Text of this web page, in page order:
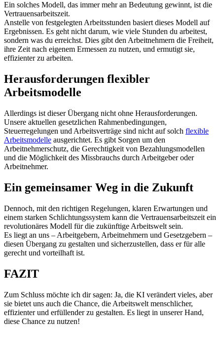
Ein solches Modell, das immer mehr an Bedeutung gewinnt, ist die
Vertrauensarbeitszeit.
Anstelle von festgelegten Arbeitsstunden basiert dieses Modell auf
Ergebnissen. Es geht nicht darum, wie viele Stunden du arbeitest,
sondern was du erreichst. Dies gibt den Arbeitnehmern die Freiheit,
ihre Zeit nach eigenem Ermessen zu nutzen, und ermutigt sie,
effizienter zu arbeiten.
Herausforderungen flexibler
Arbeitsmodelle
Allerdings ist dieser Übergang nicht ohne Herausforderungen.
Unsere aktuellen gesetzlichen Rahmenbedingungen,
Steuerregelungen und Arbeitsverträge sind nicht auf solch flexible
Arbeitsmodelle ausgerichtet. Es gibt Sorgen um den
Arbeitnehmerschutz, die Gerechtigkeit von Bezahlungsmodellen
und die Möglichkeit des Missbrauchs durch Arbeitgeber oder
Arbeitnehmer.
Ein gemeinsamer Weg in die Zukunft
Dennoch, mit den richtigen Regelungen, klaren Erwartungen und
einem starken Schlichtungssystem kann die Vertrauensarbeitszeit ein
revolutionäres Modell für die zukünftige Arbeitswelt sein.
Es liegt an uns – Arbeitgebern, Arbeitnehmern und Gesetzgebern –
diesen Übergang zu gestalten und sicherzustellen, dass er für alle
gerecht und vorteilhaft ist.
FAZIT
Zum Schluss möchte ich dir sagen: Ja, die KI verändert vieles, aber
sie bietet uns auch die Chance, die Arbeitswelt menschlicher,
effizienter und erfüllender zu gestalten. Es liegt in unserer Hand,
diese Chance zu nutzen!